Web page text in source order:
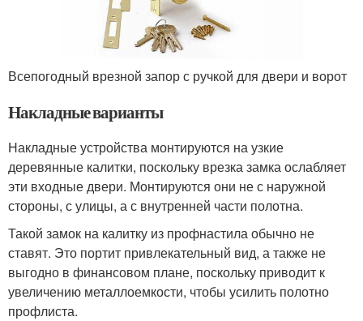
Всепогодный врезной запор с ручкой для двери и ворот
Накладные варианты
Накладные устройства монтируются на узкие
деревянные калитки, поскольку врезка замка ослабляет
эти входные двери. Монтируются они не с наружной
стороны, с улицы, а с внутренней части полотна.
Такой замок на калитку из профнастила обычно не
ставят. Это портит привлекательный вид, а также не
выгодно в финансовом плане, поскольку приводит к
увеличению металлоемкости, чтобы усилить полотно
профлиста.